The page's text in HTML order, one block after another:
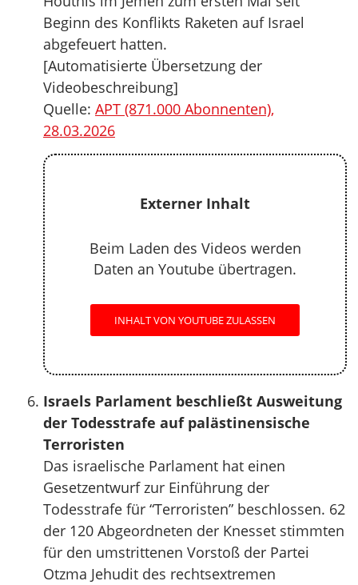
Beginn des Konflikts Raketen auf Israel
abgefeuert hatten.
[Automatisierte Übersetzung der
Videobeschreibung]
Quelle: APT (871.000 Abonnenten),
28.03.2026
Externer Inhalt
Beim Laden des Videos werden
Daten an Youtube übertragen.
INHALT VON YOUTUBE ZULASSEN
Israels Parlament beschließt Ausweitung
der Todesstrafe auf palästinensische
Terroristen
Das israelische Parlament hat einen
Gesetzentwurf zur Einführung der
Todesstrafe für “Terroristen” beschlossen. 62
der 120 Abgeordneten der Knesset stimmten
für den umstrittenen Vorstoß der Partei
Otzma Jehudit des rechtsextremen